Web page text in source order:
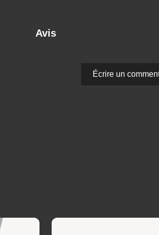
Avis
Écrire un